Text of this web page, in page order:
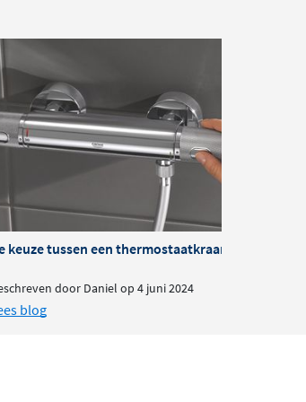
keuze tussen een thermostaatkraan of
door Daniel op 4 juni 2024
blog